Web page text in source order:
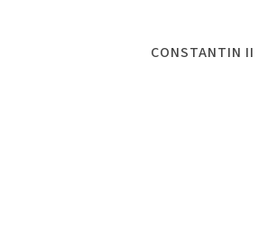
CONSTANTIN II